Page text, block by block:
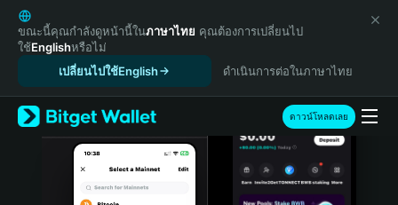
English
日本語
Tiếng Việt
Español (Latinoamérica)
Türkçe
Italiano
ขณะนี้คุณกำลังดูหน้านี้ในภาษาไทย คุณต้องการเปลี่ยนไป
ใช้Englishหรือไม่
เปลี่ยนไปใช้English
ดำเนินการต่อในภาษาไทย
ดาวน์โหลดเลย